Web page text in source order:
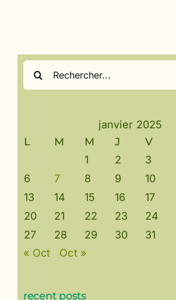
Rechercher:
janvier 2025
L M M J V
1 2 3
6
7 8 9 10
13
14 15 16 17
20
21 22 23 24
27
28 29 30
31
« Oct
Oct »
recent posts